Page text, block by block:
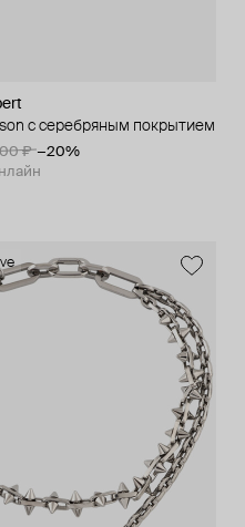
с серебряным покрытием
₽ −20%